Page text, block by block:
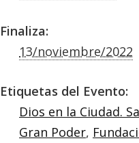
Finaliza:
13/noviembre/2022
Etiquetas del Evento:
Dios en la Ciudad.
Gran Poder,